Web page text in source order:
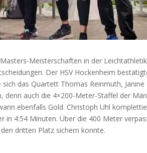
Meisterschaften in der
Der HSV Hockenheim
das Quartett Thomas Reinmuth,
auch die 4×200-Meter-Staffel der
ebenfalls Gold. Christoph Uhl
4:54 Minuten. Über die 400 Meter
dritten Platz sichern konnte.